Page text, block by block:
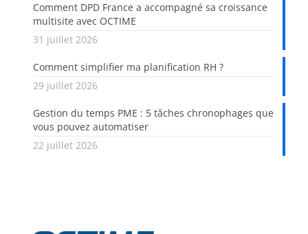
Comment DPD France a accompagné sa croissance
multisite avec OCTIME
31 juillet 2026
Comment simplifier ma planification RH ?
29 juillet 2026
Gestion du temps PME : 5 tâches chronophages que
vous pouvez automatiser
22 juillet 2026